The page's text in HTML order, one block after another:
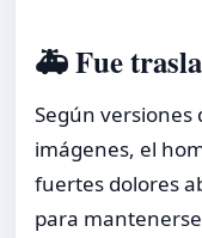
🚑 Fue
Según
imágenes, el
fuertes dolores
para